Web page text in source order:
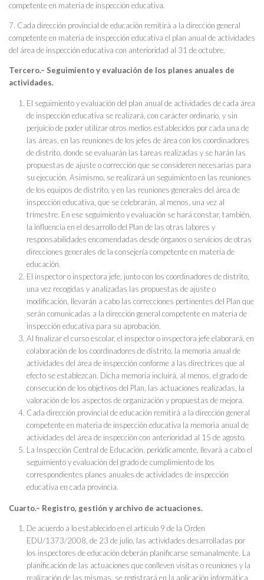
competente en materia de inspección educativa.
7. Cada dirección provincial de educación remitirá a la dirección general
competente en materia de inspección educativa el plan anual de actividades
del área de inspección educativa con anterioridad al 31 de octubre.
Tercero.– Seguimiento y evaluación de los planes anuales de
actividades.
El seguimiento y evaluación del plan anual de actividades de cada área
de inspección educativa se realizará, con carácter ordinario, y sin
perjuicio de poder utilizar otros medios establecidos por cada una de
las áreas, en las reuniones de los jefes de área con los coordinadores
de distrito, donde se evaluarán las tareas realizadas y se harán las
propuestas de ajuste o corrección que se consideren necesarias para
su ejecución. Asimismo, se realizará un seguimiento en las reuniones
de los equipos de distrito, y en las reuniones generales del área de
inspección educativa, que se celebrarán, al menos, una vez al
trimestre. En ese seguimiento y evaluación se hará constar, también,
la influencia en el desarrollo del Plan de las otras labores y
responsabilidades encomendadas desde órganos o servicios de otras
direcciones generales de la consejería competente en materia de
educación.
El inspector o inspectora jefe, junto con los coordinadores de distrito,
una vez recogidas y analizadas las propuestas de ajuste o
modificación, llevarán a cabo las correcciones pertinentes del Plan que
serán comunicadas a la dirección general competente en materia de
inspección educativa para su aprobación.
Al finalizar el curso escolar, el inspector o inspectora jefe elaborará, en
colaboración de los coordinadores de distrito, la memoria anual de
actividades del área de inspección conforme a las directrices que al
efecto se establezcan. Dicha memoria incluirá, al menos, el grado de
consecución de los objetivos del Plan, las actuaciones realizadas, la
valoración de los aspectos de organización y propuestas de mejora.
Cada dirección provincial de educación remitirá a la dirección general
competente en materia de inspección educativa la memoria anual de
actividades del área de inspección con anterioridad al 15 de agosto.
La Inspección Central de Educación, periódicamente, llevará a cabo el
seguimiento y evaluación del grado de cumplimiento de los
correspondientes planes anuales de actividades de inspección
educativa en cada provincia.
Cuarto.– Registro, gestión y archivo de actuaciones.
De acuerdo a lo establecido en el artículo 9 de la Orden
EDU/1373/2008, de 23 de julio, las actividades desarrolladas por
los inspectores de educación deberán planificarse semanalmente. La
planificación de las actuaciones que conlleven visitas o reuniones y la
realización de las mismas, se registrará en la aplicación informática